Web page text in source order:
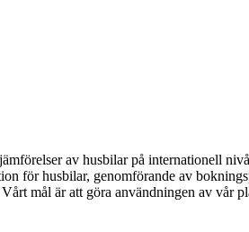
av husbilar på internationell
för husbilar, genomförande av
mål är att göra användningen av